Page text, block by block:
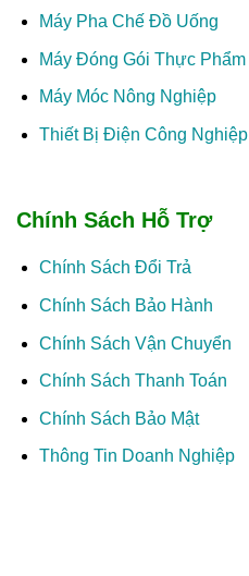
Máy Pha Chế Đồ Uống
Máy Đóng Gói Thực Phẩm
Máy Móc Nông Nghiệp
Thiết Bị Điện Công Nghiệp
Chính Sách Hỗ Trợ
Chính Sách Đổi Trả
Chính Sách Bảo Hành
Chính Sách Vận Chuyển
Chính Sách Thanh Toán
Chính Sách Bảo Mật
Thông Tin Doanh Nghiệp